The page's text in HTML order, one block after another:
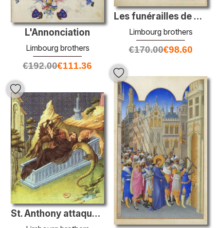
Les funérailles de Raymond Diocres
Limbourg brothers
€170.00€98.60
L'Annonciation
Limbourg brothers
€192.00€111.36
St. Anthony attaqué par les démons